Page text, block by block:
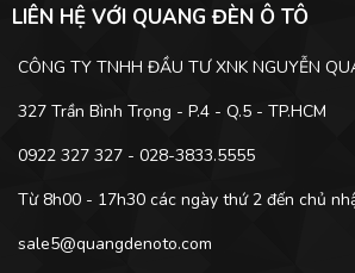
LIÊN HỆ VỚI QUANG ĐÈN Ô TÔ
CÔNG TY TNHH ĐẦU TƯ XNK NGUYỄN
327 Trần Bình Trọng - P.4 - Q.5 - TP.HCM
0922 327 327 - 028-3833.5555
Từ 8h00 - 17h30 các ngày thứ 2 đến chủ
sale5@quangdenoto.com